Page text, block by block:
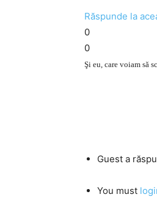
Răspunde la
0
0
Şi eu, care voiam să
Guest a
You must